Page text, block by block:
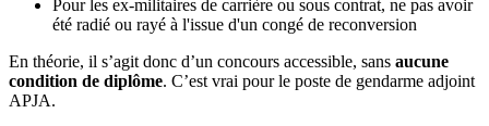
Pour les ex-militaires de carrière ou sous contrat, ne pas avoir
été radié ou rayé à l'issue d'un congé de reconversion
En théorie, il s’agit donc d’un concours accessible, sans aucune
condition de diplôme. C’est vrai pour le poste de gendarme adjoint
APJA.